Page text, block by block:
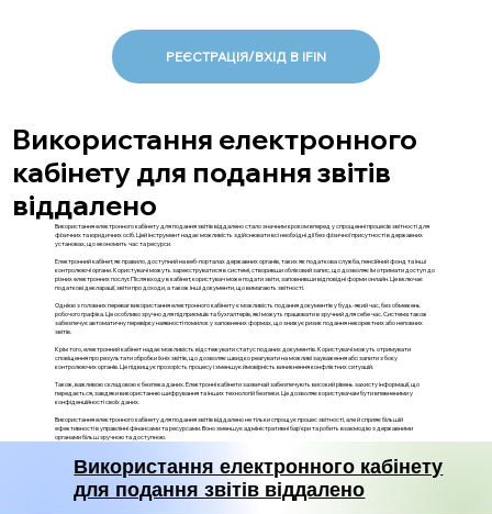
РЕЄСТРАЦІЯ/ВХІД В IFIN
Використання електронного
кабінету для подання звітів
віддалено
Використання електронного кабінету для подання звітів віддалено стало значним кроком вперед у спрощенні процесів звітності для
фізичних та юридичних осіб. Цей інструмент надає можливість здійснювати всі необхідні дії без фізичної присутності в державних
установах, що економить час та ресурси.
Електронний кабінет, як правило, доступний на веб-порталах державних органів, таких як податкова служба, пенсійний фонд та інші
контролюючі органи. Користувачі можуть зареєструватися в системі, створивши обліковий запис, що дозволяє їм отримати доступ до
різних електронних послуг. Після входу в кабінет, користувач може подати звіти, заповнивши відповідні форми онлайн. Це включає
податкові декларації, звіти про доходи, а також інші документи, що вимагають звітності.
Однією з головних переваг використання електронного кабінету є можливість подання документів у будь-який час, без обмежень
робочого графіка. Це особливо зручно для підприємців та бухгалтерів, які можуть працювати в зручний для себе час. Система також
забезпечує автоматичну перевірку наявності помилок у заповнених формах, що знижує ризик подання некоректних або неповних
звітів.
Крім того, електронний кабінет надає можливість відстежувати статус поданих документів. Користувачі можуть отримувати
сповіщення про результати обробки їхніх звітів, що дозволяє швидко реагувати на можливі зауваження або запити з боку
контролюючих органів. Це підвищує прозорість процесу і зменшує ймовірність виникнення конфліктних ситуацій.
Також, важливою складовою є безпека даних. Електронні кабінети зазвичай забезпечують високий рівень захисту інформації, що
передається, завдяки використанню шифрування та інших технологій безпеки. Це дозволяє користувачам бути впевненими у
конфіденційності своїх даних.
Використання електронного кабінету для подання звітів віддалено не тільки спрощує процес звітності, але й сприяє більшій
ефективності в управлінні фінансами та ресурсами. Воно зменшує адміністративні бар'єри та робить взаємодію з державними
органами більш зручною та доступною.
Використання електронного кабінету
для подання звітів віддалено